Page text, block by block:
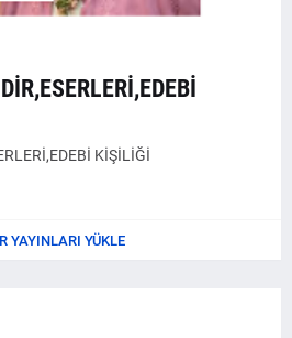
KİŞİLİĞİ
YAYINLARI YÜKLE